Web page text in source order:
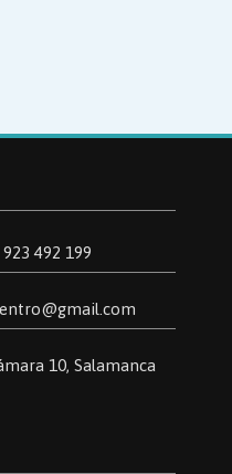
923 492 199
10, Salamanca